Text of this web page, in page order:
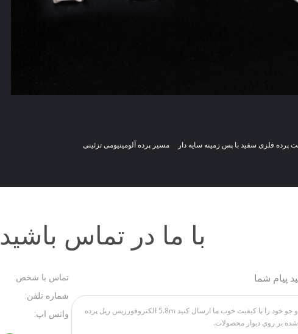
پرده فلزی سفید با پس زمینه سایه دار مسیر پرده آلومینیومی تزئینی
با ما در تماس باشید
تماس با شخص:
شماره تلفن:
واتس اپ:
پیام شما